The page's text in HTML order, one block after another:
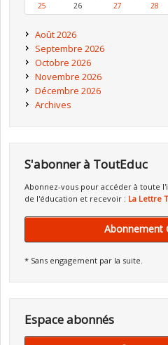
25
26 27 28
Août 2026
Septembre 2026
Octobre 2026
Novembre 2026
Décembre 2026
Archives
S'abonner à ToutEduc
Abonnez-vous pour accéder à toute
de l'éducation et recevoir : La Lettre
Abonnement
* Sans engagement par la suite.
Espace abonnés